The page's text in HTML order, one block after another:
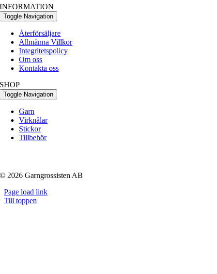
INFORMATION
Toggle Navigation
Återförsäljare
Allmänna Villkor
Integritetspolicy
Om oss
Kontakta oss
SHOP
Toggle Navigation
Garn
Virknålar
Stickor
Tillbehör
© 2026 Garngrossisten AB
Page load link
Till toppen